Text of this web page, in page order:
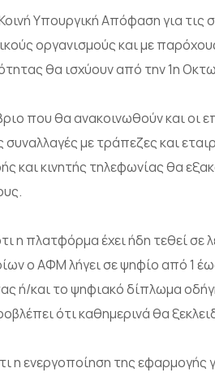
Υπουργική Απόφαση για τις
οργανισμούς και με
θα ισχύουν από την 1η
που θα ανακοινωθούν και οι
με τράπεζες και
και κινητής τηλεφωνίας θα
η πλατφόρμα έχει ήδη τεθεί σε
ο ΑΦΜ λήγει σε ψηφίο από 1
ή/και το ψηφιακό δίπλωμα
ότι καθημερινά θα
η ενεργοποίηση της εφαρμογής